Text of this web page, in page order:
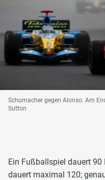
Schumacher gegen Alonso: Am
Sutton
Ein Fußballspiel dauert
dauert maximal 120;